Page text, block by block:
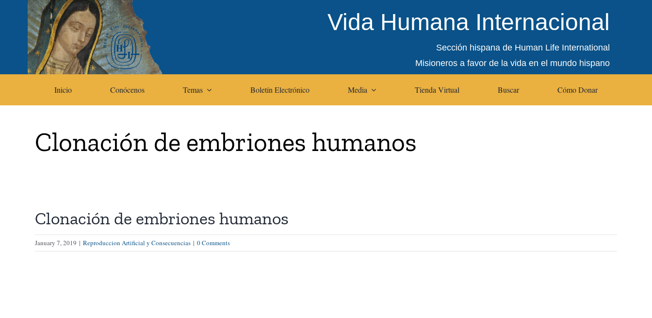
Vida Humana Internacional
Sección hispana de Human Life International
Misioneros a favor de la vida en el mundo hispano
Inicio Conócenos Temas Boletín Electrónico Media Tienda Virtual Buscar Cómo Donar
Clonación de embriones humanos
Clonación de embriones humanos
January 7, 2019 | Reproduccion Artificial y Consecuencias | 0 Comments